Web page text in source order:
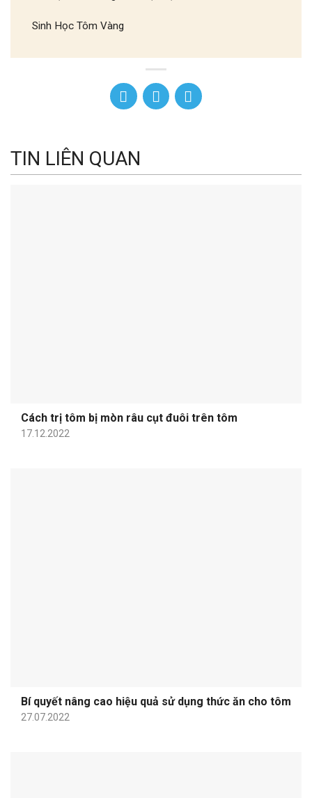
Sinh Học Tôm Vàng
TIN LIÊN QUAN
Cách trị tôm bị mòn râu cụt đuôi trên tôm
17.12.2022
Bí quyết nâng cao hiệu quả sử dụng thức ăn cho tôm
27.07.2022